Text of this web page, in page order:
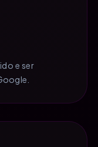
e ser